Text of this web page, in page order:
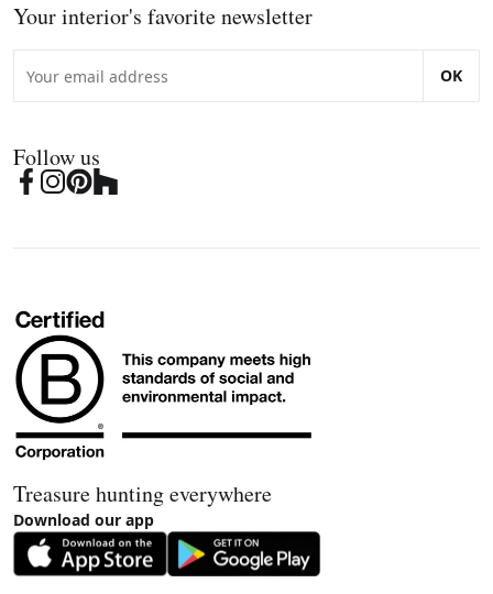
Your interior's favorite newsletter
OK
Follow us
Treasure hunting everywhere
Download our app